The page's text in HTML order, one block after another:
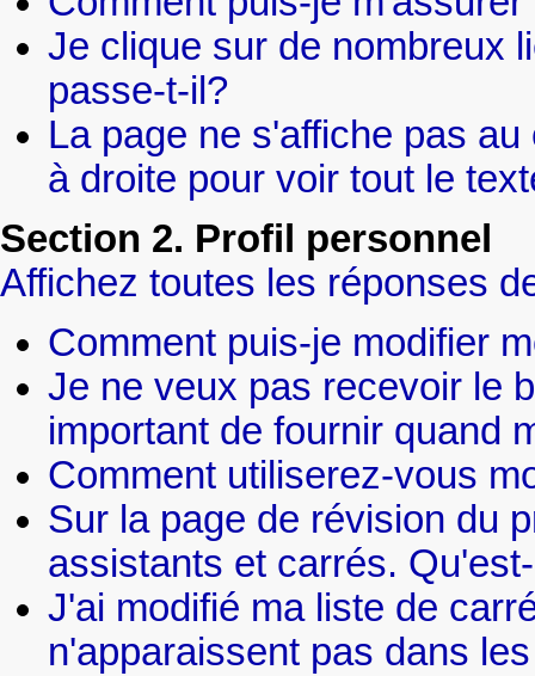
Je clique sur de nombreux
passe-t-il?
La page ne s'affiche pas
à droite pour voir tout le
Section 2. Profil personnel
Affichez toutes les réponses
Comment puis-je modifier
Je ne veux pas recevoir le
important de fournir quand
Comment utiliserez-vous
Sur la page de révision du
assistants et carrés.
J'ai modifié ma liste de
n'apparaissent pas dans